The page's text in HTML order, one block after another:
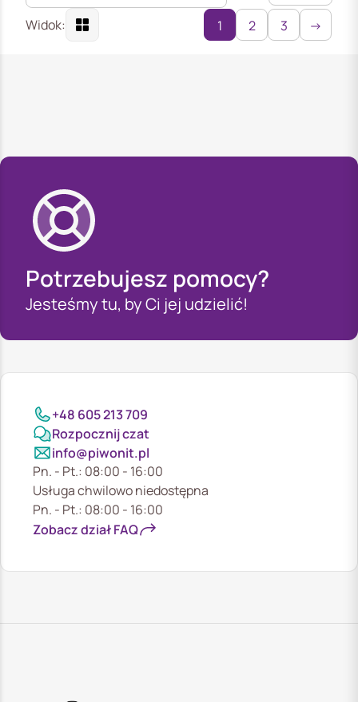
Widok: 1 2 3 →
Potrzebujesz pomocy?
Jesteśmy tu, by Ci jej udzielić!
+48 605 213 709
Rozpocznij czat
info@piwonit.pl
Pn. - Pt.: 08:00 - 16:00
Usługa chwilowo niedostępna
Pn. - Pt.: 08:00 - 16:00
Zobacz dział FAQ